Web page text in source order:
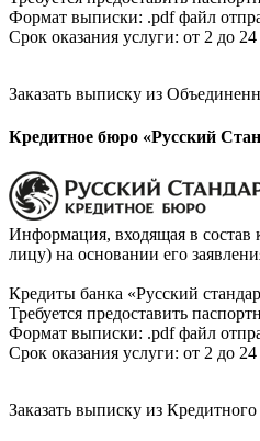
Формат выписки: .pdf файл
Срок оказания услуги: от 2 до 24
Заказать выписку из
Кредитное бюро «Русский
Информация, входящая в состав
лицу) на основании его
Кредиты банка «Русский
Требуется предоставить
Формат выписки: .pdf файл
Срок оказания услуги: от 2 до 24
Заказать выписку из